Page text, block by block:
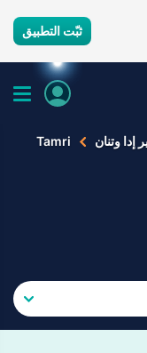
ثبّت التطبيق
إدا وتنان Tamri